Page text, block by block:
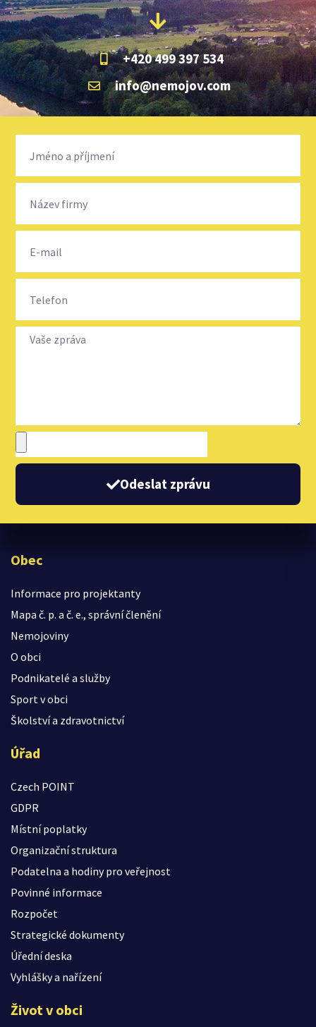
+420 499 397 534
info@nemojov.com
Odeslat zprávu
Obec
Informace pro projektanty
Mapa č. p. a č. e., správní členění
Nemojoviny
O obci
Podnikatelé a služby
Sport v obci
Školství a zdravotnictví
Úřad
Czech POINT
GDPR
Místní poplatky
Organizační struktura
Podatelna a hodiny pro veřejnost
Povinné informace
Rozpočet
Strategické dokumenty
Úřední deska
Vyhlášky a nařízení
Život v obci